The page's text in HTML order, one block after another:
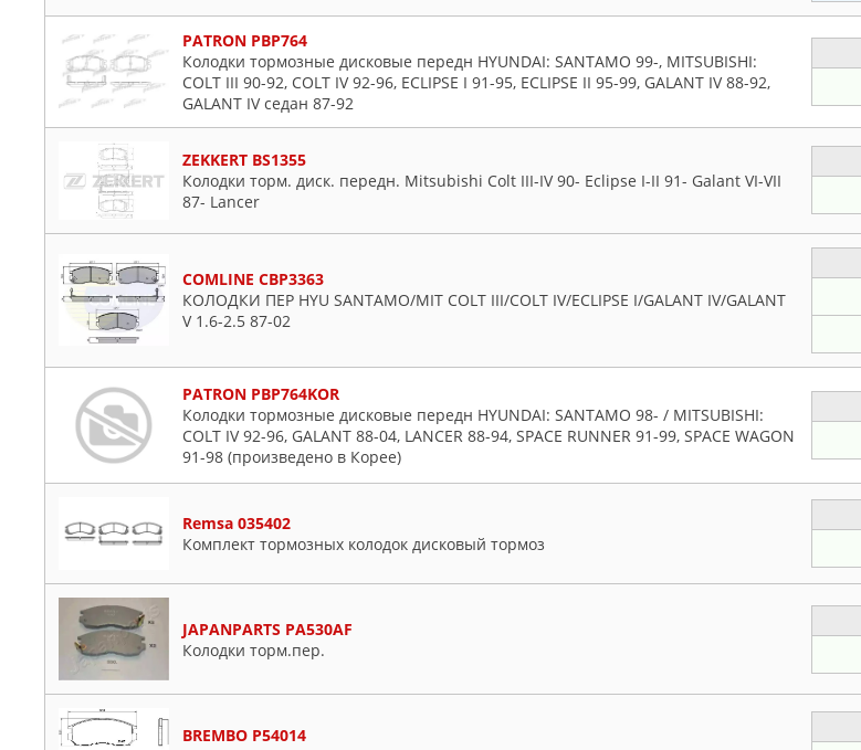
PATRON PBP764
Колодки тормозные дисковые передн HYUNDAI: SANTAMO 99-, MITSUBISHI:
COLT III 90-92, COLT IV 92-96, ECLIPSE I 91-95, ECLIPSE II 95-99, GALANT IV 88-92,
GALANT IV седан 87-92
ZEKKERT BS1355
Колодки торм. диск. передн. Mitsubishi Colt III-IV 90- Eclipse I-II 91- Galant VI-VII
87- Lancer
COMLINE CBP3363
КОЛОДКИ ПЕР HYU SANTAMO/MIT COLT III/COLT IV/ECLIPSE I/GALANT IV/GALANT
V 1.6-2.5 87-02
PATRON PBP764KOR
Колодки тормозные дисковые передн HYUNDAI: SANTAMO 98- / MITSUBISHI:
COLT IV 92-96, GALANT 88-04, LANCER 88-94, SPACE RUNNER 91-99, SPACE WAGON
91-98 (произведено в Корее)
Remsa 035402
Комплект тормозных колодок дисковый тормоз
JAPANPARTS PA530AF
Колодки торм.пер.
BREMBO P54014